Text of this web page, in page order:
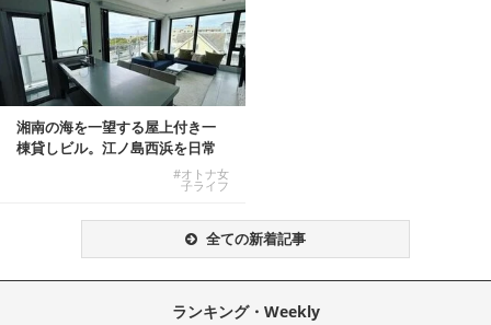
湘南の海を一望する屋上付き一
棟貸しビル。江ノ島西浜を日常
#オトナ女
子ライフ
全ての新着記事
ランキング・Weekly